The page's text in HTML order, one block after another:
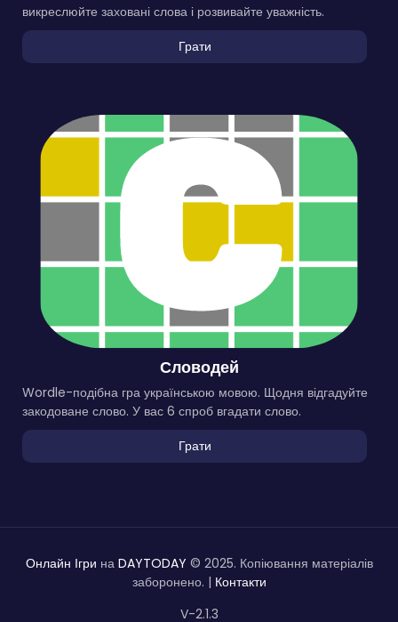
викреслюйте заховані слова і розвивайте уважність.
Грати
Словодей
Wordle-подібна гра українською мовою. Щодня відгадуйте
закодоване слово. У вас 6 спроб вгадати слово.
Грати
Онлайн Ігри на DAYTODAY © 2025. Копіювання матеріалів
заборонено. | Контакти
V-2.1.3